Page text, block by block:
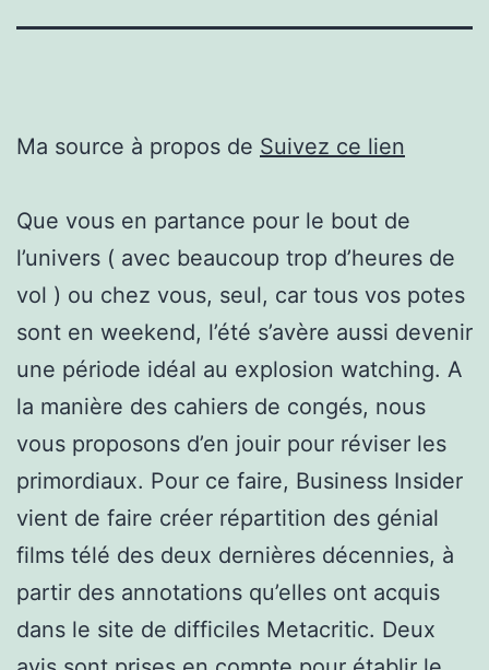
Ma source à propos de Suivez ce lien
Que vous en partance pour le bout de
l’univers ( avec beaucoup trop d’heures de
vol ) ou chez vous, seul, car tous vos potes
sont en weekend, l’été s’avère aussi devenir
une période idéal au explosion watching. A
la manière des cahiers de congés, nous
vous proposons d’en jouir pour réviser les
primordiaux. Pour ce faire, Business Insider
vient de faire créer répartition des génial
films télé des deux dernières décennies, à
partir des annotations qu’elles ont acquis
dans le site de difficiles Metacritic. Deux